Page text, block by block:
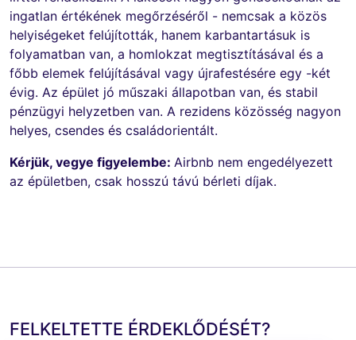
ingatlan értékének megőrzéséről - nemcsak a közös
helyiségeket felújították, hanem karbantartásuk is
folyamatban van, a homlokzat megtisztításával és a
főbb elemek felújításával vagy újrafestésére egy -két
évig. Az épület jó műszaki állapotban van, és stabil
pénzügyi helyzetben van. A rezidens közösség nagyon
helyes, csendes és családorientált.
Kérjük, vegye figyelembe: Airbnb nem engedélyezett
az épületben, csak hosszú távú bérleti díjak.
FELKELTETTE ÉRDEKLŐDÉSÉT?